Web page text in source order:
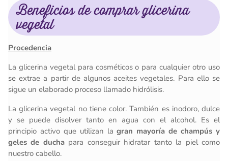
Beneficios de comprar glicerina
vegetal
Procedencia
La glicerina vegetal para cosméticos o para cualquier otro uso
se extrae a partir de algunos aceites vegetales. Para ello se
sigue un elaborado proceso llamado hidrólisis.
La glicerina vegetal no tiene color. También es inodoro, dulce
y se puede disolver tanto en agua con el alcohol. Es el
principio activo que utilizan lagran mayoría de champús y
geles de duchapara conseguir hidratar tanto la piel como
nuestro cabello.